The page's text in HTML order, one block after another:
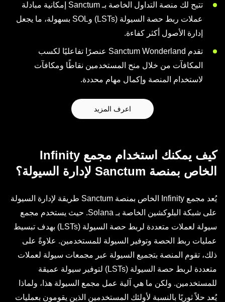
تتيح لك منصة التداول الخاصة بـ Sanctum إمكانية مبادلة
عملات ربط حصة السيولة (LSTs) وSOL بسهولة، ما يجعل
إدارة الأصول أكثر كفاءة.
تقدم Sanctum Wonderland عنصرًا تفاعليًا لكسب
المكافآت من خلال منح المستخدمين نقاطًا ومكافآت
لاستخدام المنصة وإكمال مهام محددة.
اعرف المزيد
كيف يمكنك استخدام مجمع Infinity
الخاص بمنصة Sanctum لإدارة السيولة؟
يُعد مجمع Infinity الخاص بمنصة Sanctum طريقة لإدارة السيولة
على شبكة البلوكشين الخاصة بـ Solana. حيث يستخدم مجمع
سيولة لعملات متعددة لربط حصة السيولة (LSTs) بهدف تبسيط
عمليات ربط الحصة وتوفير السيولة للمستخدمين. علاوةً على
ذلك، تقوم المنصة بتجميع السيولة عبر مجمعات سيولة لعملات
متعددة لربط حصة السيولة (LSTs) لتوفير سيولة عميقة
للمستخدمين. ولكن ما هي آلية عمل مجمع السيولة هذا، ولماذا
يُعد حلاً ثوريًا بالنسبة لأولئك المستخدمين الذين يقومون بعمليات